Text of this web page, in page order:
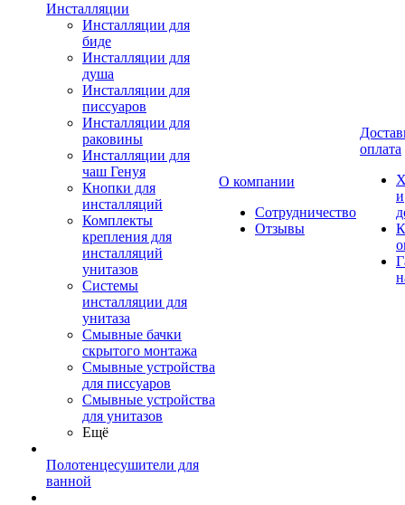
Инсталляции
Инсталляции для
биде
Инсталляции для
душа
Инсталляции для
писсуаров
Инсталляции для
раковины
Инсталляции для
чаш Генуя
Кнопки для
инсталляций
Комплекты
крепления для
инсталляций
унитазов
Системы
инсталляции для
унитаза
Смывные бачки
скрытого монтажа
Смывные устройства
для писсуаров
Смывные устройства
для унитазов
Ещё
Полотенцесушители для
ванной
О компании
Сотрудничество
Отзывы
оплата
и